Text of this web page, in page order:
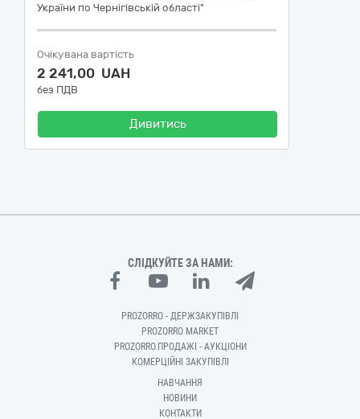
України по Чернігівській області"
Очікувана вартість
2 241,00 UAH
без ПДВ
Дивитись
СЛІДКУЙТЕ ЗА НАМИ:
PROZORRO - ДЕРЖЗАКУПІВЛІ
PROZORRO MARKET
PROZORRO.ПРОДАЖІ - АУКЦІОНИ
КОМЕРЦІЙНІ ЗАКУПІВЛІ
НАВЧАННЯ
НОВИНИ
КОНТАКТИ